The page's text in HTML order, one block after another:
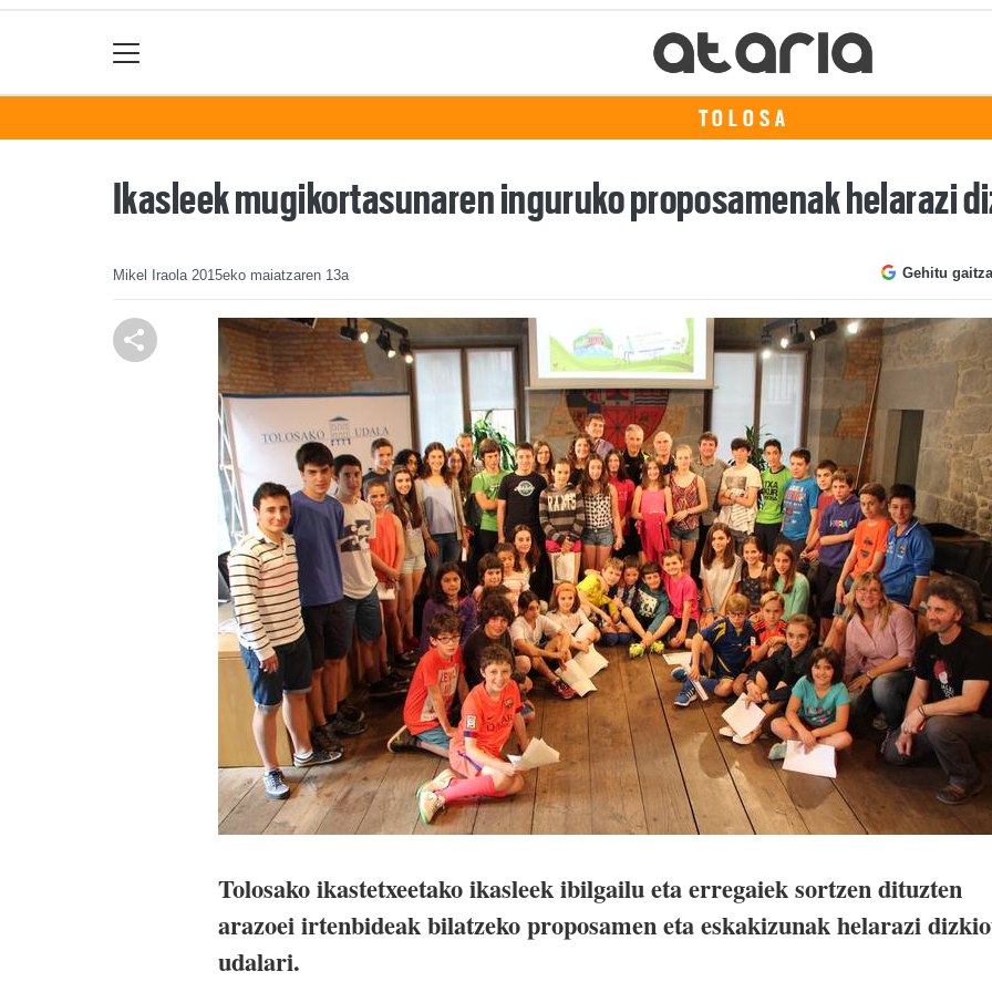
TOLOSA
Ikasleek mugikortasunaren inguruko proposamenak helarazi
Mikel Iraola 2015eko maiatzaren 13a Gehitu
Tolosako ikastetxeetako ikasleek ibilgailu eta erregaiek sortzen dituzten
arazoei irtenbideak bilatzeko proposamen eta eskakizunak helarazi
udalari.